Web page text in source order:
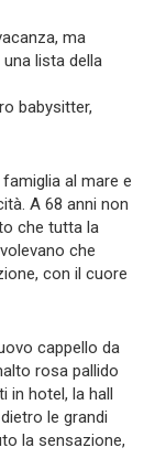
ma
lista della
babysitter,
al mare e
A 68 anni non
che tutta la
che
con il cuore
cappello da
rosa pallido
hotel, la hall
le grandi
la sensazione,